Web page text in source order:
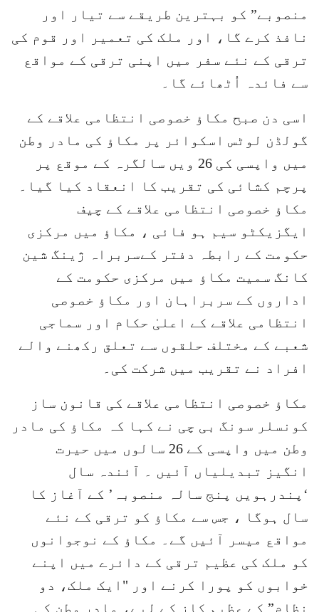
منصوبے” کو بہترین طریقے سے تیار اور
نافذ کرے گا، اور ملک کی تعمیر اور قوم کی
ترقی کے نئے سفر میں اپنی ترقی کے مواقع
سے فائدہ اُٹھائے گا۔
اسی دن صبح مکاؤ خصوصی انتظامی علاقے کے
گولڈن لوٹس اسکوائر پر مکاؤ کی مادر وطن
میں واپسی کی 26 ویں سالگرہ کے موقع پر
پرچم کشائی کی تقریب کا انعقاد کیا گیا۔
مکاؤ خصوصی انتظامی علاقے کے چیف
ایگزیکٹو سیم ہو فائی ، مکاؤ میں مرکزی
حکومت کے رابطہ دفتر کےسربراہ ژینگ شین
کانگ سمیت مکاؤ میں مرکزی حکومت کے
اداروں کے سربراہان اور مکاؤ خصوصی
انتظامی علاقے کے اعلیٰ حکام اور سماجی
شعبے کے مختلف حلقوں سے تعلق رکھنے والے
افراد نے تقریب میں شرکت کی۔
مکاؤ خصوصی انتظامی علاقے کی قانون ساز
کونسلر سونگ بی چی نے کہا کہ مکاؤ کی مادر
وطن میں واپسی کے 26 سالوں میں حیرت
انگیز تبدیلیاں آئیں ۔ آئندہ سال
‘پندرہویں پنج سالہ منصوبہ’ کے آغاز کا
سال ہوگا ، جس سے مکاؤ کو ترقی کے نئے
مواقع میسر آئیں گے۔ مکاؤ کے نوجوانوں
کو ملک کی عظیم ترقی کے دائرے میں اپنے
خوابوں کو پورا کرنے اور "ایک ملک، دو
نظام” کے عظیم کاز کے لیے، مادر وطن کی